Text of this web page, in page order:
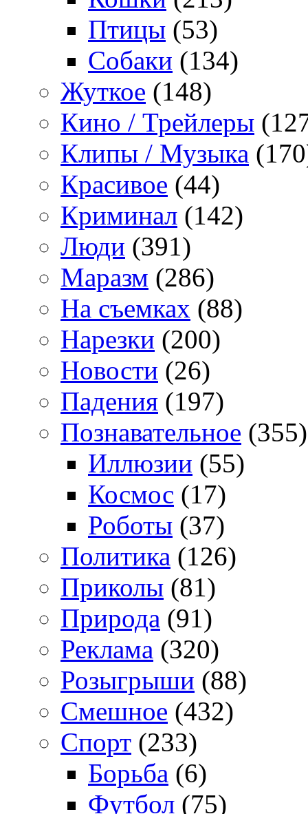
Птицы (53)
Собаки (134)
Жуткое (148)
Кино / Трейлеры
Клипы / Музыка
Красивое (44)
Криминал (142)
Люди (391)
Маразм (286)
На съемках (88)
Нарезки (200)
Новости (26)
Падения (197)
Познавательное (355)
Иллюзии (55)
Космос (17)
Роботы (37)
Политика (126)
Приколы (81)
Природа (91)
Реклама (320)
Розыгрыши (88)
Смешное (432)
Спорт (233)
Борьба (6)
Футбол (75)